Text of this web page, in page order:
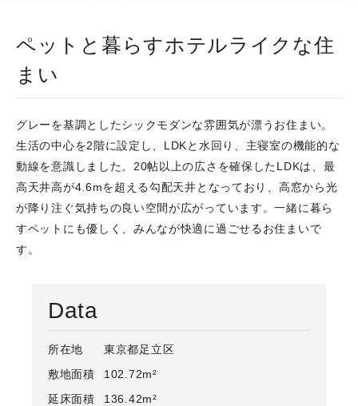
ペットと暮らすホテルライクな住
まい
グレーを基調としたシックモダンな雰囲気が漂うお住まい。
生活の中心を2階に設定し、LDKと水回り、主寝室の機能的な
動線を意識しました。20帖以上の広さを確保したLDKは、最
高天井高が4.6mを超える勾配天井となっており、高窓から光
が降り注ぐ気持ちの良い空間が広がっています。一緒に暮ら
すペットにも優しく、みんなが快適に過ごせるお住まいで
す。
Data
所在地
東京都足立区
敷地面積
102.72m²
延床面積
136.42m²